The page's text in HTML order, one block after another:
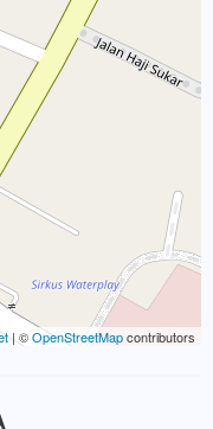
| ©OpenStreetMapcontributors